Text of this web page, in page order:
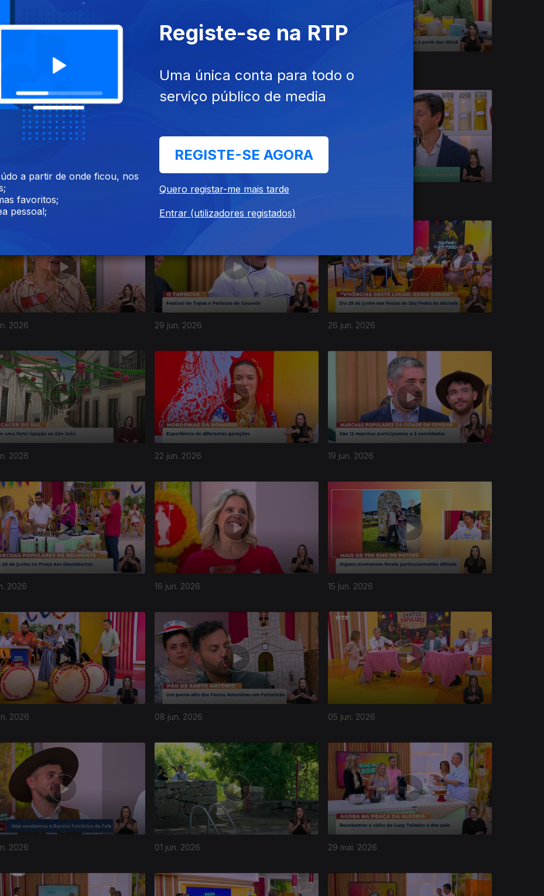
2026
2026 03 jul. 2026
2026 29 jun. 2026 26 jun. 2026
2026 22 jun. 2026 19 jun. 2026
2026 16 jun. 2026 15 jun. 2026
2026 08 jun. 2026 05 jun. 2026
2026 01 jun. 2026 29 mai. 2026
a partir de onde ficou, nos
favoritos;
pessoal;
Registe-se na RTP
Uma única conta para todo o
serviço público de media
REGISTE-SE AGORA
Quero registar-me mais tarde
Entrar (utilizadores registados)